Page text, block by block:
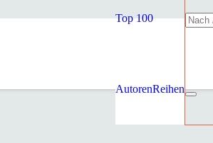
Top 100
AutorenReihen